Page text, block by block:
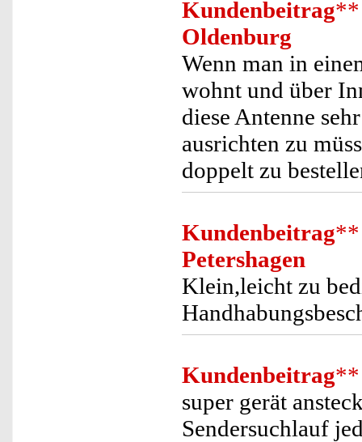
Kundenbeitrag**
Oldenburg
Wenn man in
wohnt und über
diese Antenne
ausrichten zu
doppelt zu
Kundenbeitrag**
Petershagen
Klein,leicht zu
Kundenbeitrag**
super gerät
Sendersuchlauf